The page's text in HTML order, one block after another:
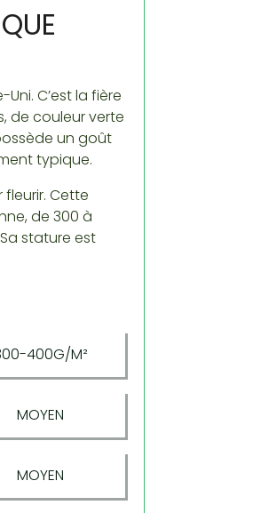
C’est la fière
de couleur verte
un goût
typique.
Cette
de 300 à
stature est
400G/M²
MOYEN
MOYEN